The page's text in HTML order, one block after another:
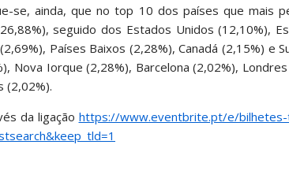
se, ainda, que no top 10 dos países que mais
seguido dos Estados Unidos (12,10%),
Países Baixos (2,28%), Canadá (2,15%) e
Nova Iorque (2,28%), Barcelona (2,02%),
(2,02%).
da ligação https://www.eventbrite.pt/e/